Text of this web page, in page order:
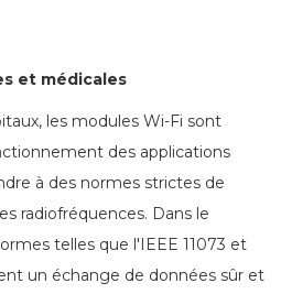
et médicales
les modules Wi-Fi sont
des applications
à des normes strictes de
radiofréquences. Dans le
telles que l'IEEE 11073 et
un échange de données sûr et